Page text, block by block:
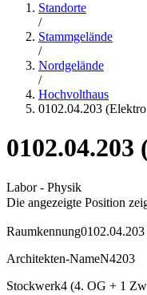
Standorte
/
Stammgelände
/
Nordgelände
/
Hochvolthaus
0102.04.203
Labor - Physik
Die angezeigte Position
Raumkennung0102.04.203
Architekten-NameN4203
Stockwerk4 (4. OG + 1